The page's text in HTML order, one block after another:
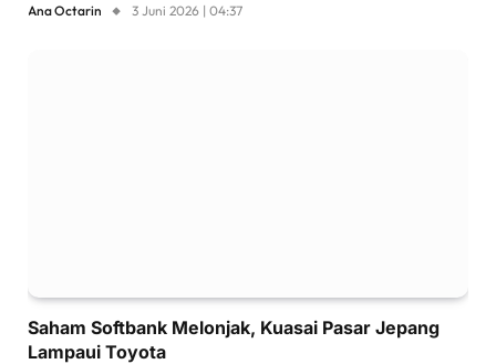
Ana Octarin 3 Juni 2026 | 04:37
Saham Softbank Melonjak, Kuasai Pasar Jepang
Lampaui Toyota